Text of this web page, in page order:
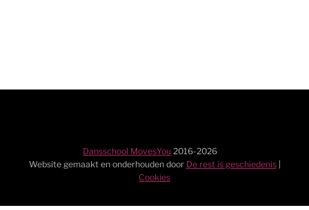
Dansschool MovesYou 2016-2026
Website gemaakt en onderhouden door De rest is geschiedenis|
Cookies